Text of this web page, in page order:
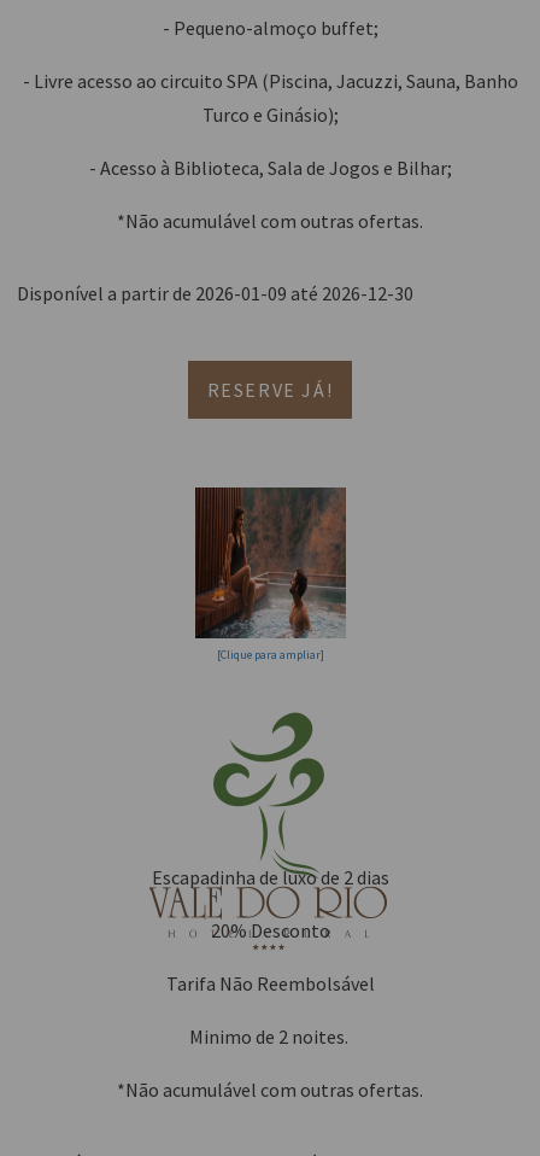
- Pequeno-almoço buffet;
- Livre acesso ao circuito SPA (Piscina, Jacuzzi, Sauna, Banho
Turco e Ginásio);
- Acesso à Biblioteca, Sala de Jogos e Bilhar;
*Não acumulável com outras ofertas.
Disponível a partir de 2026-01-09 até 2026-12-30
RESERVE JÁ!
[Clique para ampliar]
Escapadinha de luxo de 2 dias
20% Desconto
Tarifa Não Reembolsável
Minimo de 2 noites.
*Não acumulável com outras ofertas.